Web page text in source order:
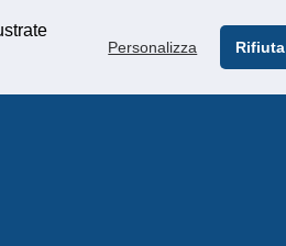
Personalizza Rifiuta